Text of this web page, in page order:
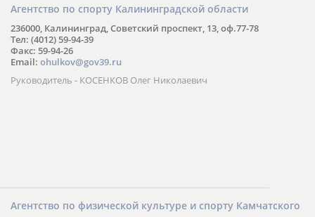
Агентство по спорту Калининградской области
236000, Калининград, Советский проспект, 13, оф.77-78
Тел: (4012) 59-94-39
Факс: 59-94-26
Email: ohulkov@gov39.ru
Руководитель - КОСЕНКОВ Олег Николаевич
Агентство по физической культуре и спорту Камчатского